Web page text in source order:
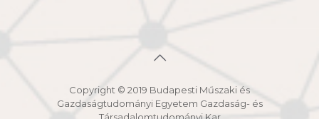
Copyright © 2019 Budapesti Műszaki és
Gazdaságtudományi Egyetem Gazdaság- és